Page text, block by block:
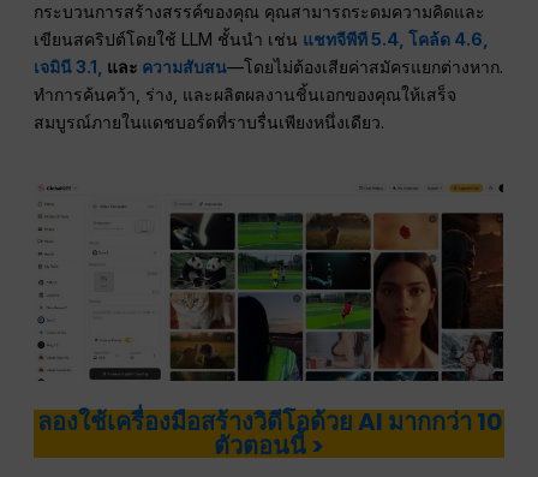
กระบวนการสร้างสรรค์ของคุณ คุณสามารถระดมความคิดและ
เขียนสคริปต์โดยใช้ LLM ชั้นนำ เช่น แชทจีพีที 5.4,โคล้ด 4.6,
เจมินี 3.1, และ ความสับสน—โดยไม่ต้องเสียค่าสมัครแยกต่างหาก.
ทำการค้นคว้า, ร่าง, และผลิตผลงานชิ้นเอกของคุณให้เสร็จ
สมบูรณ์ภายในแดชบอร์ดที่ราบรื่นเพียงหนึ่งเดียว.
ลองใช้เครื่องมือสร้างวิดีโอด้วย AI มากกว่า 10
ตัวตอนนี้ >